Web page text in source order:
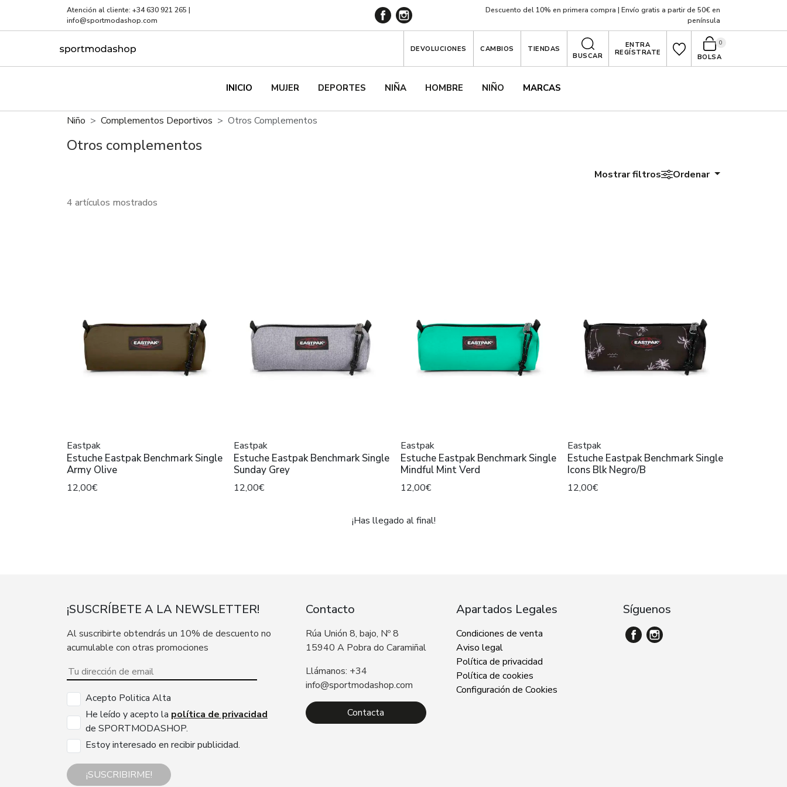
Atención al cliente: +34 630 921 265 |
info@sportmodashop.com
Descuento del 10% en primera compra | Envío gratis a partir de 50€ en
península
INICIO MUJER DEPORTES NIÑA HOMBRE NIÑO MARCAS
DEVOLUCIONES CAMBIOS
TIENDAS
BUSCAR
ENTRA
REGÍSTRATE
BOLSA
0
Niño Complementos Deportivos Otros Complementos
Otros complementos
Mostrar filtros Ordenar
4 artículos mostrados
Eastpak
Estuche Eastpak Benchmark Single
Army Olive
12,00€
Eastpak
Estuche Eastpak Benchmark Single
Sunday Grey
12,00€
Eastpak
Estuche Eastpak Benchmark Single
Mindful Mint Verd
12,00€
Eastpak
Estuche Eastpak Benchmark Single
Icons Blk Negro/B
12,00€
¡Has llegado al final!
¡SUSCRÍBETE A LA NEWSLETTER!
Al suscribirte obtendrás un 10% de descuento no
acumulable con otras promociones
Acepto Politica Alta
He leído y acepto la política de privacidad
de SPORTMODASHOP.
Estoy interesado en recibir publicidad.
¡SUSCRIBIRME!
Contacto
Rúa Unión 8, bajo, Nº 8
15940 A Pobra do Caramiñal
Llámanos: +34
info@sportmodashop.com
Contacta
Apartados Legales
Condiciones de venta
Aviso legal
Política de privacidad
Política de cookies
Configuración de Cookies
Síguenos